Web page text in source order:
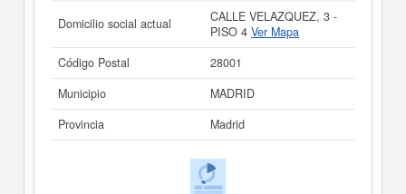
Domicilio social actual
CALLE VELAZQUEZ, 3 -
PISO 4 Ver Mapa
Código Postal
28001
Municipio
MADRID
Provincia
Madrid